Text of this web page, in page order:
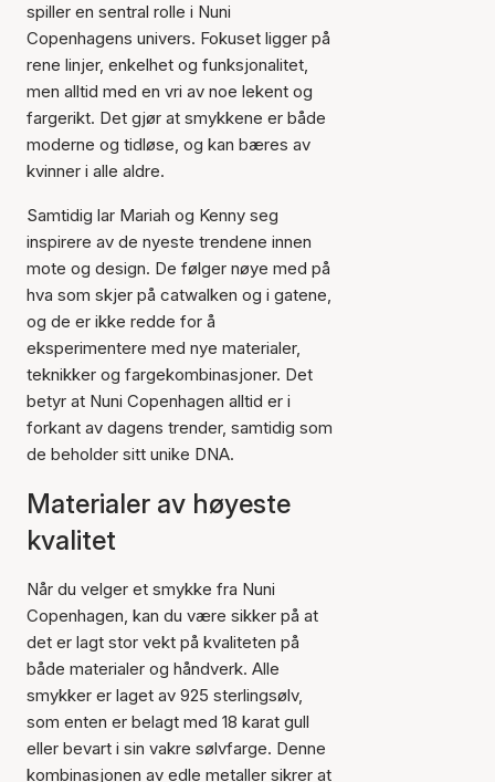
spiller en sentral rolle i Nuni
Copenhagens univers. Fokuset ligger på
rene linjer, enkelhet og funksjonalitet,
men alltid med en vri av noe lekent og
fargerikt. Det gjør at smykkene er både
moderne og tidløse, og kan bæres av
kvinner i alle aldre.
Samtidig lar Mariah og Kenny seg
inspirere av de nyeste trendene innen
mote og design. De følger nøye med på
hva som skjer på catwalken og i gatene,
og de er ikke redde for å
eksperimentere med nye materialer,
teknikker og fargekombinasjoner. Det
betyr at Nuni Copenhagen alltid er i
forkant av dagens trender, samtidig som
de beholder sitt unike DNA.
Materialer av høyeste
kvalitet
Når du velger et smykke fra Nuni
Copenhagen, kan du være sikker på at
det er lagt stor vekt på kvaliteten på
både materialer og håndverk. Alle
smykker er laget av 925 sterlingsølv,
som enten er belagt med 18 karat gull
eller bevart i sin vakre sølvfarge. Denne
kombinasjonen av edle metaller sikrer at